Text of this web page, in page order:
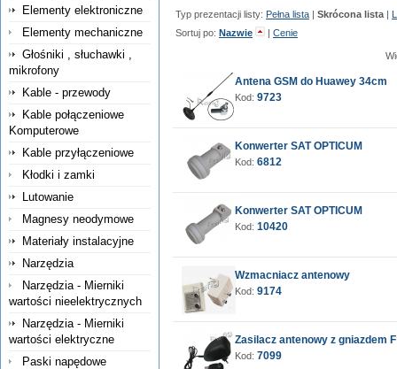
Elementy elektroniczne
Elementy mechaniczne
Głośniki , słuchawki ,
mikrofony
Kable - przewody
Kable połączeniowe
Komputerowe
Kable przyłączeniowe
Kłodki i zamki
Lutowanie
Magnesy neodymowe
Materiały instalacyjne
Narzędzia
Narzędzia - Mierniki
wartości nieelektrycznych
Narzędzia - Mierniki
wartości elektryczne
Paski napędowe
Typ prezentacji listy: Pełna lista | Skrócona lista |
Sortuj po: Nazwie | Cenie
Antena GSM do Huawey 34cm
Kod: 9723
Konwerter SAT OPTICUM
Kod: 6812
Konwerter SAT OPTICUM
Kod: 10420
Wzmacniacz antenowy
Kod: 9174
Zasilacz antenowy z gniazdem F
Kod: 7099